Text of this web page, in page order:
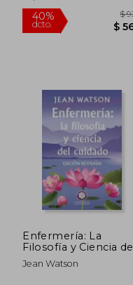
45%
dcto.
Enfermería: La
Filosofía y Ciencia de
Cuidado (Edición
Revisada)
Jean Watson